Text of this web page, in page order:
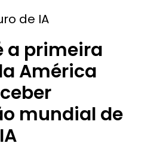
de IA
a primeira
América
mundial de